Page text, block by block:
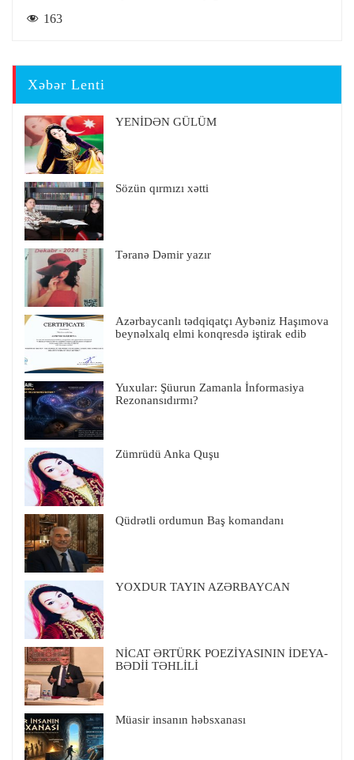
163
Xəbər Lenti
YENİDƏN GÜLÜM
Sözün qırmızı xətti
Təranə Dəmir yazır
Azərbaycanlı tədqiqatçı Aybəniz Haşımova
beynəlxalq elmi konqresdə iştirak edib
Yuxular: Şüurun Zamanla İnformasiya
Rezonansıdırmı?
Zümrüdü Anka Quşu
Qüdrətli ordumun Baş komandanı
YOXDUR TAYIN AZƏRBAYCAN
NİCAT ƏRTÜRK POEZİYASININ İDEYA-
BƏDİİ TƏHLİLİ
Müasir insanın həbsxanası